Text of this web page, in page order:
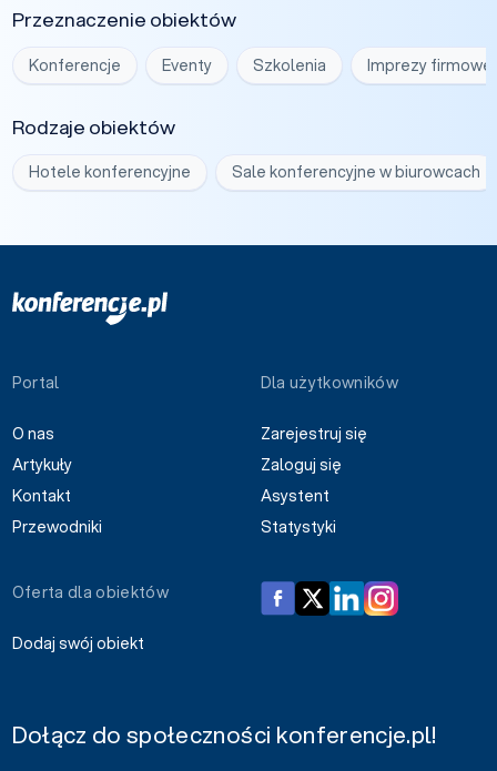
Przeznaczenie obiektów
Konferencje Eventy Szkolenia Imprezy firmowe
Rodzaje obiektów
Hotele konferencyjne Sale konferencyjne w biurowcach
Portal
O nas
Artykuły
Kontakt
Przewodniki
Dla użytkowników
Zarejestruj się
Zaloguj się
Asystent
Statystyki
Oferta dla obiektów
Dodaj swój obiekt
Dołącz do społeczności konferencje.pl!